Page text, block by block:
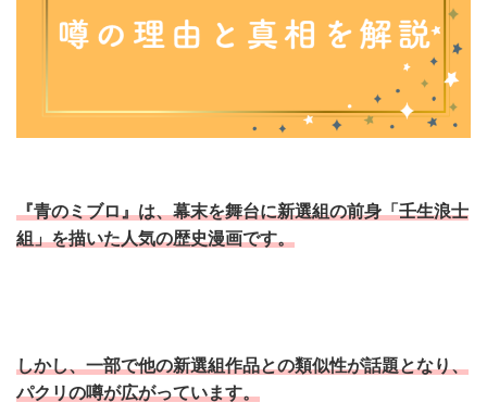
『青のミブロ』は、幕末を舞台に新選組の前身「壬生浪士
組」を描いた人気の歴史漫画です。
しかし、一部で他の新選組作品との類似性が話題となり、
パクリの噂が広がっています。